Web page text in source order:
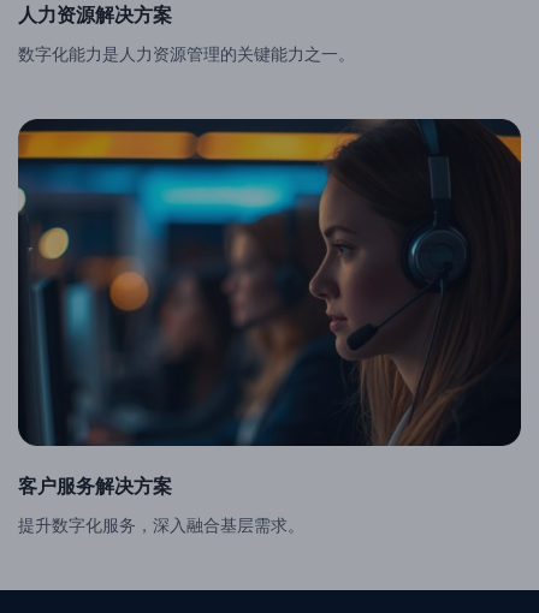
人力资源解决方案
数字化能力是人力资源管理的关键能力之一。
客户服务解决方案
提升数字化服务，深入融合基层需求。